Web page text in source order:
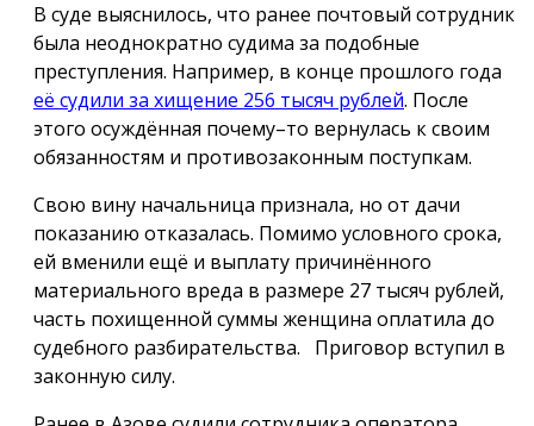
В суде выяснилось, что ранее почтовый сотрудник
была неоднократно судима за подобные
преступления. Например, в конце прошлого года
её судили за хищение 256 тысяч рублей. После
этого осуждённая почему–то вернулась к своим
обязанностям и противозаконным поступкам.
Свою вину начальница признала, но от дачи
показанию отказалась. Помимо условного срока,
ей вменили ещё и выплату причинённого
материального вреда в размере 27 тысяч рублей,
часть похищенной суммы женщина оплатила до
судебного разбирательства. Приговор вступил в
законную силу.